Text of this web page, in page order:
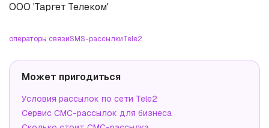
ООО 'Таргет Телеком'
операторы связиSMS-рассылкиTele2
Может пригодиться
Условия рассылок по сети Tele2
Сервис СМС-рассылок для бизнеса